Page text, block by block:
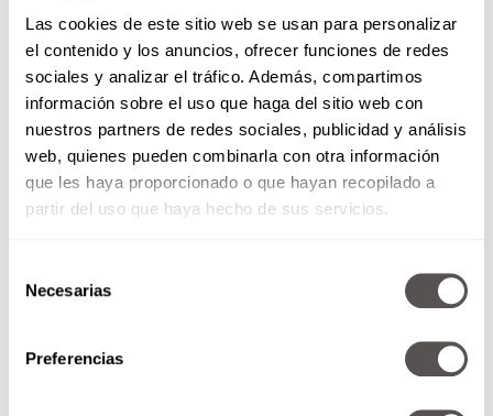
Las cookies de este sitio web se usan para personalizar
el contenido y los anuncios, ofrecer funciones de redes
sociales y analizar el tráfico. Además, compartimos
información sobre el uso que haga del sitio web con
nuestros partners de redes sociales, publicidad y análisis
web, quienes pueden combinarla con otra información
que les haya proporcionado o que hayan recopilado a
partir del uso que haya hecho de sus servicios.
Necesarias
Preferencias
Workaholics
Un workaholic es una persona
que ve al trabajo como origen,
desarrollo y fin de toda su vida.
Puede laborar...